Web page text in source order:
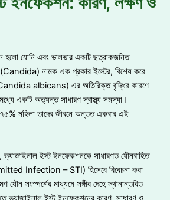
হলো যোনি এবং ভালভার একটি ছত্রাকজনিত
নামক এক প্রকার ইস্টের, বিশেষ করে
albicans) এর অতিরিক্ত বৃদ্ধির কারণে
একটি অত্যন্ত সাধারণ স্বাস্থ্য সমস্যা।
৭৫% মহিলা তাদের জীবনে অন্তত একবার এই
ইস্ট ইনফেকশনকে সাধারণত যৌনবাহিত
Infection – STI) হিসেবে বিবেচনা করা
সংস্পর্শের মাধ্যমে সঙ্গীর দেহে স্থানান্তরিত